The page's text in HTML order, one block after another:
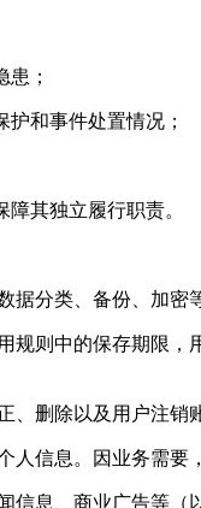
患；
护和事件处置情况；
其独立履行职责。
分类、备份、加密
规则中的保存期限
删除以及用户注
信息。因业务需要
息、商业广告等